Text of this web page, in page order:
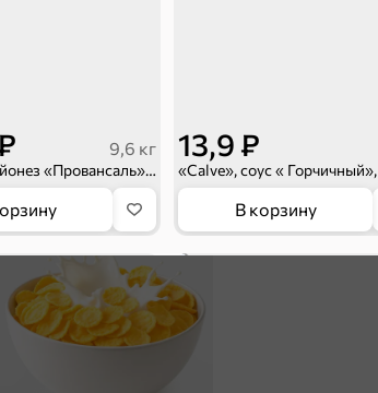
9,6 кг
«Calve», майонез «Провансаль» 67%, 10л, 9,6 кг
13,9 ₽
В корзину